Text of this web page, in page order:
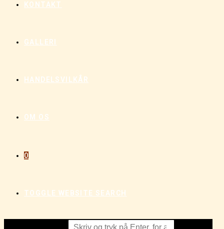
KONTAKT
GALLERI
HANDELSVILKÅR
OM OS
0
TOGGLE WEBSITE SEARCH